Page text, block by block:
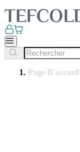
Page D'accueil